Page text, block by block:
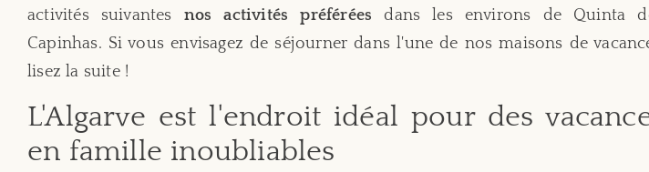
activités suivantes nos activités préférées dans les environs de Quinta
Capinhas. Si vous envisagez de séjourner dans l'une de nos maisons de
lisez la suite !
L'Algarve est l'endroit idéal pour des
en famille inoubliables